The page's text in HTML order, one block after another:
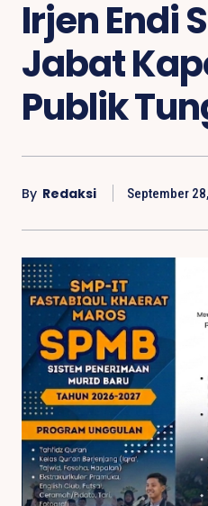
Irjen Endi
Jabat
Publik
By Redaksi September